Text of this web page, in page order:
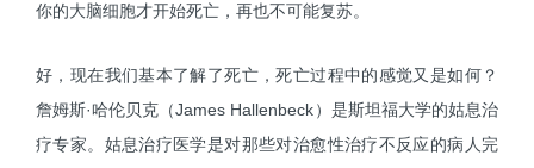
你的大脑细胞才开始死亡，再也不可能复苏。
好，现在我们基本了解了死亡，死亡过程中的感觉又是如何？
詹姆斯·哈伦贝克（James Hallenbeck）是斯坦福大学的姑息治
疗专家。姑息治疗医学是对那些对治愈性治疗不反应的病人完